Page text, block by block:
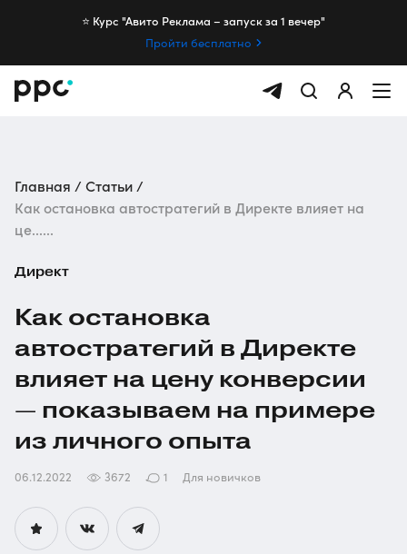
⭐️ Курс "Авито Реклама – запуск за 1 вечер"
Пройти бесплатно
Главная
Статьи
Как остановка автостратегий в Директе влияет на
це......
Директ
Как остановка
автостратегий в Директе
влияет на цену конверсии
— показываем на примере
из личного опыта
06.12.2022 3672 1 Для новичков